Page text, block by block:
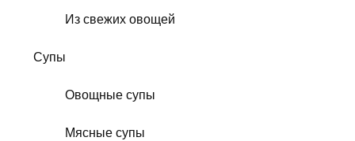
Из свежих овощей
Супы
Овощные супы
Мясные супы